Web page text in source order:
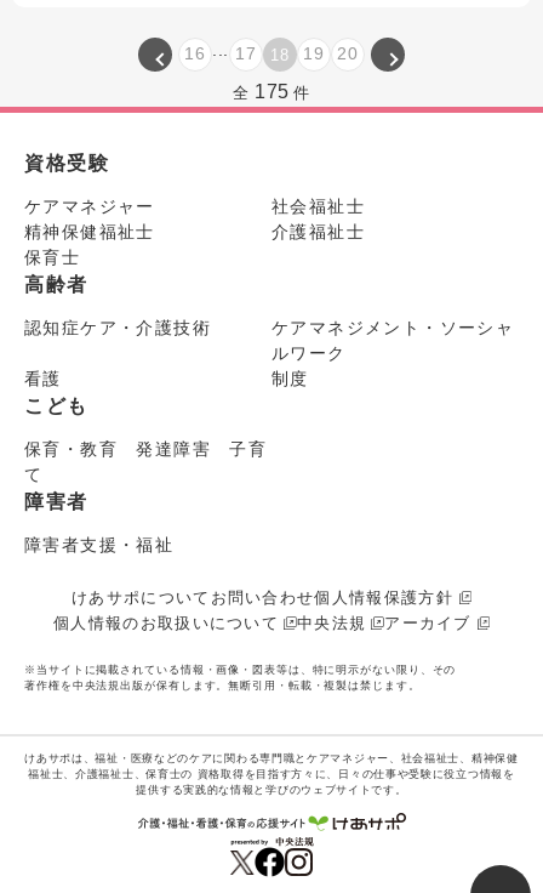
16 17 18 19 20
全 175 件
資格受験
ケアマネジャー
社会福祉士
精神保健福祉士
介護福祉士
保育士
高齢者
認知症ケア・介護技術
ケアマネジメント・ソーシャ
ルワーク
看護
制度
こども
保育・教育 発達障害 子育
て
障害者
障害者支援・福祉
けあサポについて お問い合わせ個人情報保護方針
個人情報のお取扱いについて
中央法規 アーカイブ
※当サイトに掲載されている情報・画像・図表等は、特に明示がない限り、その
著作権を中央法規出版が保有します。無断引用・転載・複製は禁じます。
けあサポは、福祉・医療などのケアに関わる専門職とケアマネジャー、社会福祉士、精神保健
福祉士、介護福祉士、保育士の 資格取得を目指す方々に、日々の仕事や受験に役立つ情報を
提供する実践的な情報と学びのウェブサイトです。